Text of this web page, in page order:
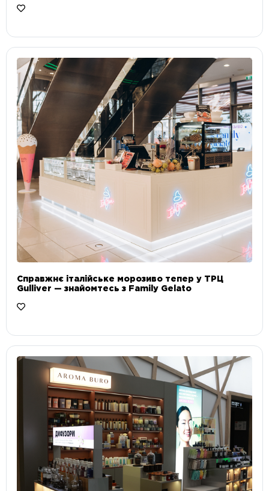
Справжнє італійське морозиво тепер у ТРЦ
Gulliver — знайомтесь з Family Gelato